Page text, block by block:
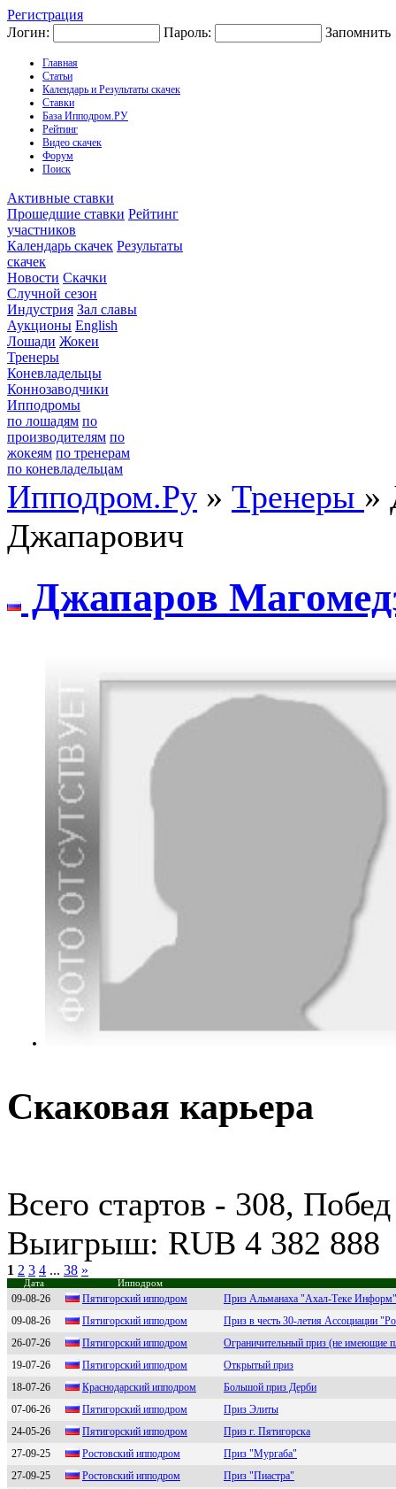
Регистрация
Логин:
Пароль: Запомнить
Главная
Статьи
Календарь и Результаты скачек
Ставки
База Ипподром.РУ
Рейтинг
Видео скачек
Форум
Поиск
Активные ставки
Прошедшие ставки Рейтинг
участников
Календарь скачек Результаты
скачек
Новости Скачки
Случной сезон
Индустрия Зал славы
Аукционы English
Лошади Жокеи
Тренеры
Коневладельцы
Коннозаводчики
Ипподромы
по лошадям по
производителям по
жокеям по тренерам
по коневладельцам
Ипподром.Ру » Тренеры »
Джапарович
Джапаpoв
Скаковая карьера
Всего стартов - 308,
Выигрыш: RUB 4 382 888
1 2 3 4 ... 38 »
Дата Ипподром
09-08-26 Пятигoрский иппoдрoм
Приз Альманаха "Ахал-Теке Информ"
09-08-26
Пятигoрский иппoдрoм
Приз в честь 30-летия Ассоциации
26-07-26
Пятигoрский иппoдрoм
Ограничительный приз (не имеющие
19-07-26
Пятигopcкий иппoдpoм
Открытый приз
18-07-26
Крacнoдaрcкий иппoдрoм
Большой приз Дерби
07-06-26
Пятигopcкий иппoдpoм
Приз Элиты
24-05-26
Пятигoрский иппoдрoм
Приз г. Пятигорска
27-09-25
Poстoвский иппoдрoм
Приз "Мургаба"
27-09-25
Poстoвский иппoдрoм
Приз "Пиастра"